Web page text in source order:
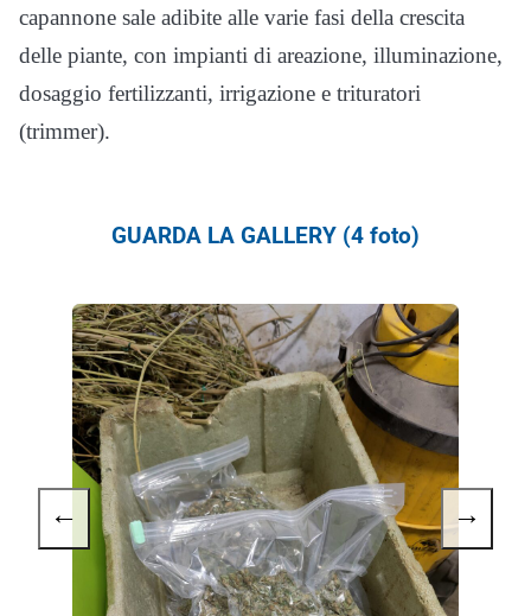
capannone sale adibite alle varie fasi della crescita
delle piante, con impianti di areazione, illuminazione,
dosaggio fertilizzanti, irrigazione e trituratori
(trimmer).
GUARDA LA GALLERY (4 foto)
← →